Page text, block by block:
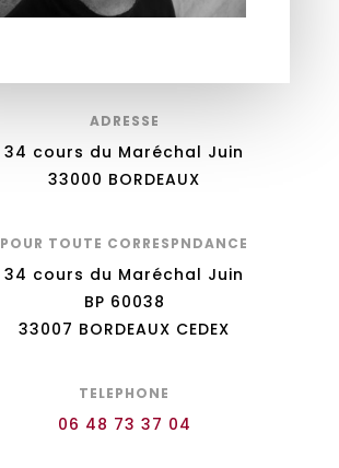
ADRESSE
34 cours du Maréchal Juin
33000 BORDEAUX
POUR TOUTE CORRESPNDANCE
34 cours du Maréchal Juin
BP 60038
33007 BORDEAUX CEDEX
TELEPHONE
06 48 73 37 04